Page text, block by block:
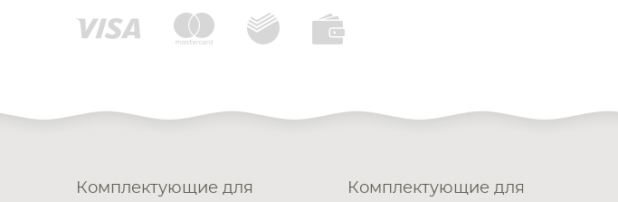
Комплектующие для
Комплектующие для